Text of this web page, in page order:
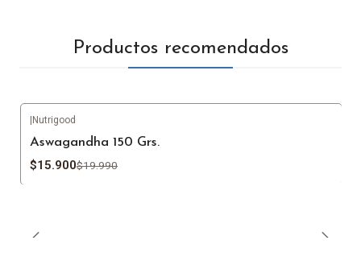
Productos recomendados
Nutrigood
Aswagandha 150 Grs.
$15.900$19.990